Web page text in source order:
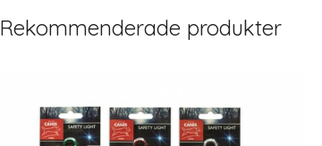
Rekommenderade produkter